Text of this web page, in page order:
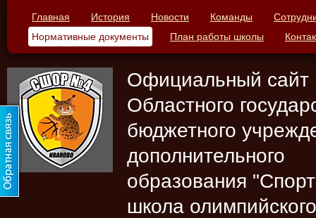
Главная История Новости Команды
Нормативные документы
План работы школы
Официальный сайт
Областного
бюджетного
дополнительного
образования
школа